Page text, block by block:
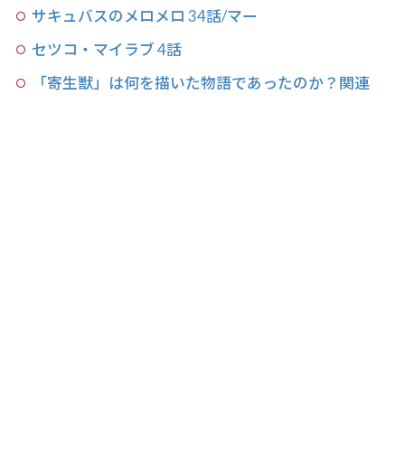
サキュバスのメロメロ 34話/マー
セツコ・マイラブ 4話
「寄生獣」は何を描いた物語であったのか？関連